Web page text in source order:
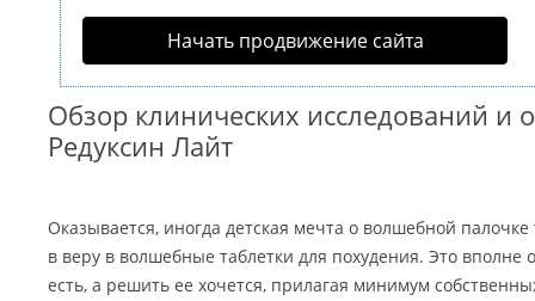
Начать продвижение сайта
Обзор клинических исследований и
Редуксин Лайт
Оказывается, иногда детская мечта о волшебной
в веру в волшебные таблетки для похудения. Это вполне
есть, а решить ее хочется, прилагая минимум